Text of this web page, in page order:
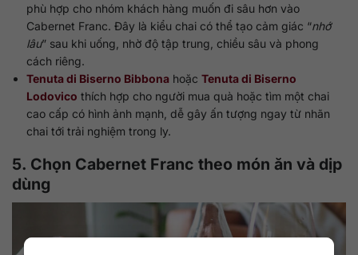
phù hợp cho nhóm khách hàng muốn đi sâu hơn vào
Cabernet Franc. Đây là kiểu chai có thể tạo cảm giác “nhớ
lâu” sau khi uống, nhờ độ tập trung, chiều sâu và phong
cách riêng.
Tenuta di Biserno Bibbona hoặcTenuta di Biserno
Lodovico thích hợp cho người mua quà hoặc tìm một chai
cao cấp có hình ảnh mạnh, dễ gây ấn tượng ngay từ nhãn
chai tới trải nghiệm trong ly.
5. Chọn Cabernet Franc theo món ăn và dịp
dùng